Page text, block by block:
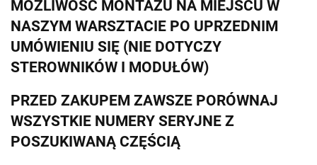
MOŻLIWOŚĆ MONTAŻU NA MIEJSCU W
NASZYM WARSZTACIE PO UPRZEDNIM
UMÓWIENIU SIĘ (NIE DOTYCZY
STEROWNIKÓW I MODUŁÓW)
PRZED ZAKUPEM ZAWSZE PORÓWNAJ
WSZYSTKIE NUMERY SERYJNE Z
POSZUKIWANĄ CZĘŚCIĄ